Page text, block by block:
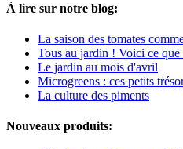
À lire sur notre blog:
La saison des tomates
Tous au jardin ! Voici ce que
Le jardin au mois d'avril
Microgreens : ces petits
La culture des piments
Nouveaux produits: